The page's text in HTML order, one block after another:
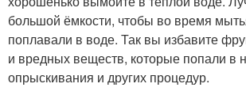
большой ёмкости, чтобы во время
поплавали в воде. Так вы избавите
и вредных веществ, которые попали в
опрыскивания и других процедур.